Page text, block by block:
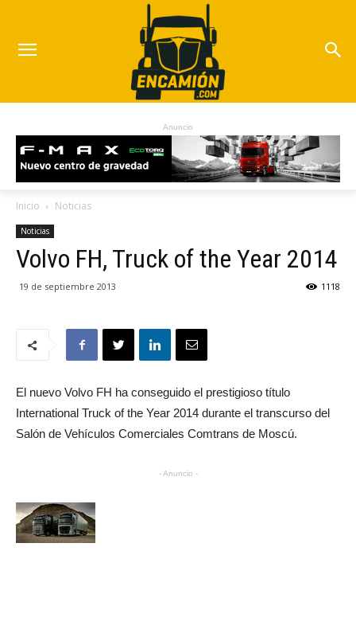
Anuncio
Inicio Noticias
Noticias
Volvo FH, Truck of the Year 2014
19 de septiembre 2013 1118
El nuevo Volvo FH ha conseguido el prestigioso título
International Truck of the Year 2014 durante el transcurso del
Salón de Vehículos Comerciales Comtrans de Moscú.
- Anuncio -